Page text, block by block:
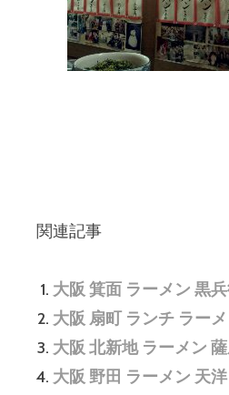
関連記事
大阪 箕面 ラーメン 黒
大阪 扇町 ランチ ラー
大阪 北新地 ラーメン
大阪 野田 ラーメン 天洋